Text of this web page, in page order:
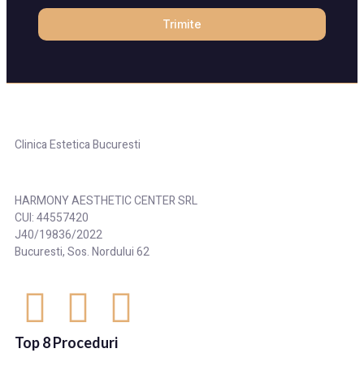
Trimite
Clinica Estetica Bucuresti
HARMONY AESTHETIC CENTER SRL
CUI: 44557420
J40/19836/2022
Bucuresti, Sos. Nordului 62
Top 8 Proceduri